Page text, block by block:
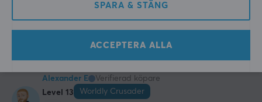
Wooting Handledsstöd 60 Mini - Just White
Alexander E
Verifierad köpare
Level 13
Worldly Crusader
SPARA & STÄNG
ACCEPTERA ALLA